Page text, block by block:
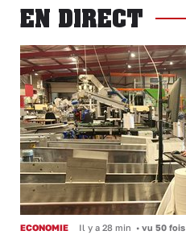
EN DIRECT
ECONOMIE Il y a 28 min • vu 50 fois